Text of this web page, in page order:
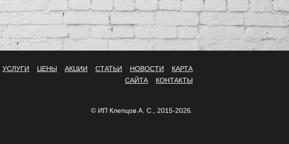
УСЛУГИ ЦЕНЫ АКЦИИ СТАТЬИ НОВОСТИ
КАРТА
САЙТА
КОНТАКТЫ
© ИП Клепцов А. С., 2015-2026.